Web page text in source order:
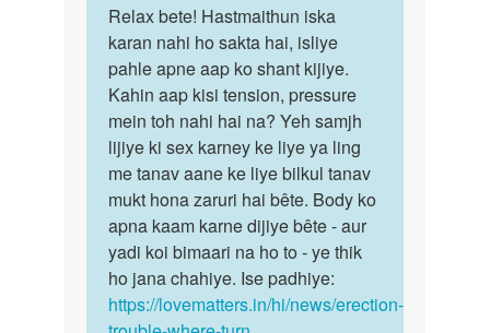
to
Hashmaithun
ke
lat
hamesha…
by
Mdmonu
Relax
bete!
Hastmaithun
iska…
Relax bete! Hastmaithun iska
karan nahi ho sakta hai, isliye
pahle apne aap ko shant kijiye.
Kahin aap kisi tension, pressure
mein toh nahi hai na? Yeh samjh
lijiye ki sex karney ke liye ya ling
me tanav aane ke liye bilkul tanav
mukt hona zaruri hai bête. Body ko
apna kaam karne dijiye bête - aur
yadi koi bimaari na ho to - ye thik
ho jana chahiye. Ise padhiye:
https://lovematters.in/hi/news/erection-